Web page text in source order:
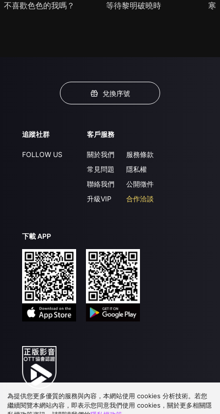
不喜歡色色的我嗎？ 等待黎明破曉時 寒
兌換序號
追蹤社群
FOLLOW US
客戶服務
關於我們
常見問題
聯絡我們
升級VIP
服務條款
隱私權
公開徵件
合作洽談
下載 APP
為提供您更多優質的服務與內容，本網站使用 cookies 分析技術。若您
繼續閱覽本網站內容，即表示您同意我們使用 cookies，關於更多相關隱